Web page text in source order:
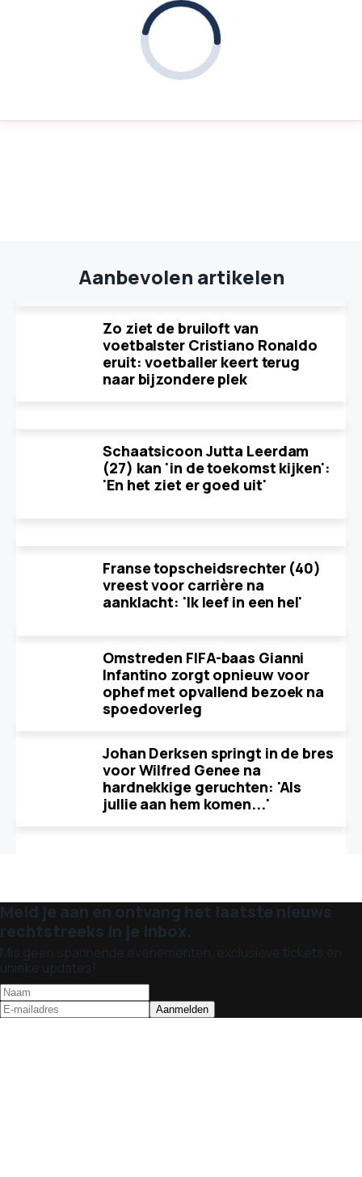
Aanbevolen artikelen
Zo ziet de bruiloft van
voetbalster Cristiano Ronaldo
eruit: voetballer keert terug
naar bijzondere plek
Schaatsicoon Jutta Leerdam
(27) kan 'in de toekomst kijken':
'En het ziet er goed uit'
Franse topscheidsrechter (40)
vreest voor carrière na
aanklacht: 'Ik leef in een hel'
Omstreden FIFA-baas Gianni
Infantino zorgt opnieuw voor
ophef met opvallend bezoek na
spoedoverleg
Johan Derksen springt in de bres
voor Wilfred Genee na
hardnekkige geruchten: 'Als
jullie aan hem komen...'
Meld je aan en ontvang het laatste nieuws
rechtstreeks in je inbox.
Mis geen spannende evenementen, exclusieve tickets en
unieke updates!